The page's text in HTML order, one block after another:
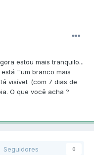
estou mais tranquilo...
''um branco mais
visível. (com 7 dias de
O que você acha ?
Seguidores 0